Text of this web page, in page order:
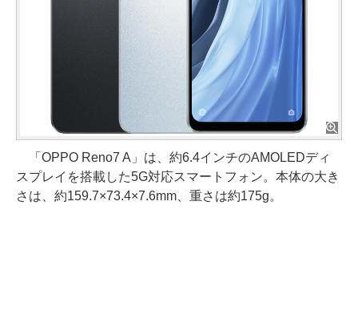
「OPPO Reno7 A」は、約6.4インチのAMOLEDディ
スプレイを搭載した5G対応スマートフォン。本体の大き
さは、約159.7×73.4×7.6mm、重さは約175g。